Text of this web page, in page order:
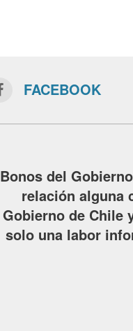
FACEBOOK
Bonos del
relación alguna
Gobierno de Chile
solo una labor